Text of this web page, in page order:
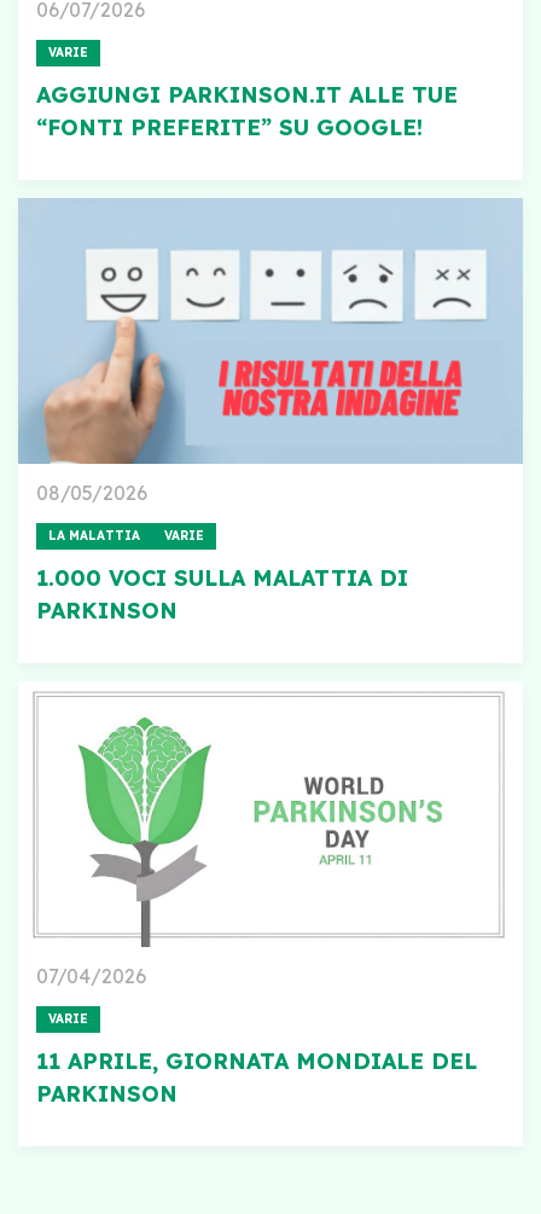
06/07/2026
VARIE
AGGIUNGI PARKINSON.IT ALLE TUE
“FONTI PREFERITE” SU GOOGLE!
08/05/2026
LA MALATTIA VARIE
1.000 VOCI SULLA MALATTIA DI
PARKINSON
07/04/2026
VARIE
11 APRILE, GIORNATA MONDIALE DEL
PARKINSON